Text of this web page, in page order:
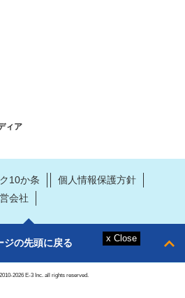
ィア
10か条
個人情報保護方針
会社
ジの先頭に戻る
2026 E-3 Inc. all rights reserved.